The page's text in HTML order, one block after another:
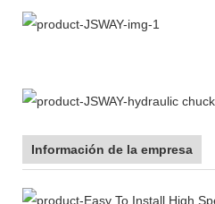
Información de la empresa